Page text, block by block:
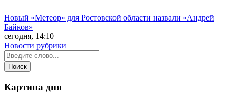
Новый «Метеор» для Ростовской области назвали «Андрей
Байков»
сегодня, 14:10
Новости рубрики
Картина дня